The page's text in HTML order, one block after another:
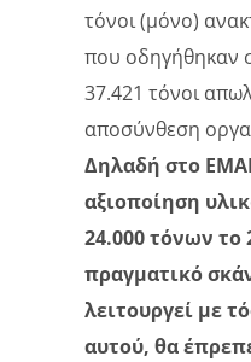
τόνοι (μόνο)
που οδηγήθηκαν
37.421 τόνοι
αποσύνθεση
Δηλαδή στο
αξιοποίηση
24.000 τόνων το
πραγματικό
λειτουργεί με
αυτού, θα